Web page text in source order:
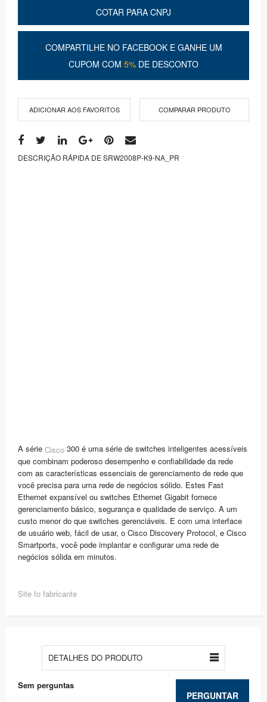
COTAR PARA CNPJ
COMPARTILHE NO FACEBOOK E GANHE UM
CUPOM COM 5% DE DESCONTO
ADICIONAR AOS FAVORITOS COMPARAR PRODUTO
DESCRIÇÃO RÁPIDA DE SRW2008P-K9-NA_PR
A série Cisco 300 é uma série de switches inteligentes acessíveis
que combinam poderoso desempenho e confiabilidade da rede
com as características essenciais de gerenciamento de rede que
você precisa para uma rede de negócios sólido. Estes Fast
Ethernet expansível ou switches Ethernet Gigabit fornece
gerenciamento básico, segurança e qualidade de serviço. A um
custo menor do que switches gerenciáveis. E com uma interface
de usuário web, fácil de usar, o Cisco Discovery Protocol, e Cisco
Smartports, você pode implantar e configurar uma rede de
negócios sólida em minutos.
Site fo fabricante
DETALHES DO PRODUTO
PERGUNTAR
Sem perguntas